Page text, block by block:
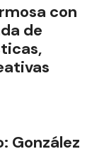
con
de
González